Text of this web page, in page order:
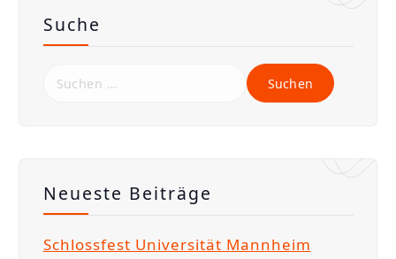
Suche
n
a
Neueste Beiträge
Schlossfest Universität Mannheim